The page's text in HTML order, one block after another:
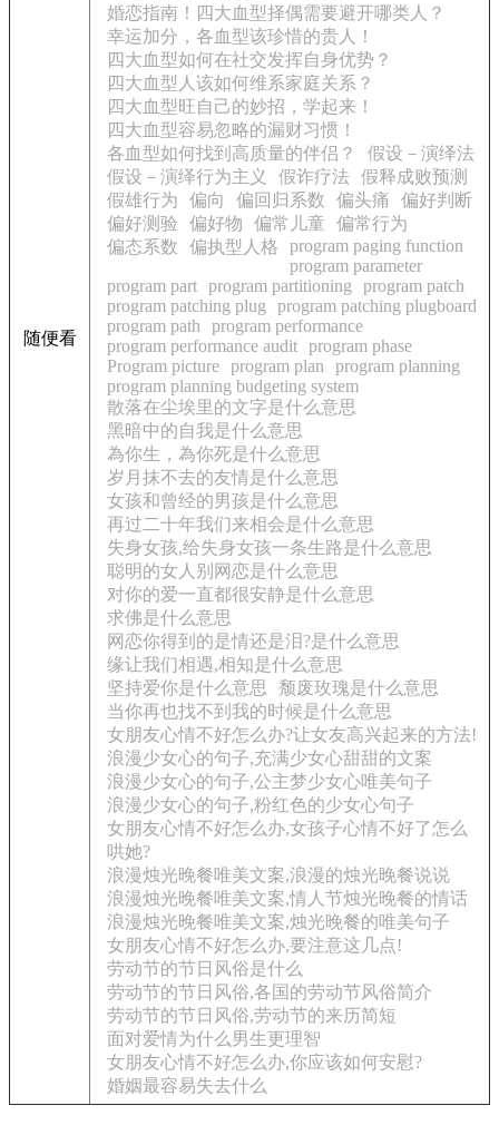
随便看
婚恋指南！四大血型择偶需要避开哪类人？
幸运加分，各血型该珍惜的贵人！
四大血型如何在社交发挥自身优势？
四大血型人该如何维系家庭关系？
四大血型旺自己的妙招，学起来！
四大血型容易忽略的漏财习惯！
各血型如何找到高质量的伴侣？
假设－演绎法
假设－演绎行为主义
假诈疗法 假释成败预测
假雄行为
偏向 偏回归系数 偏头痛
偏好判断
偏好测验
偏好物 偏常儿童
偏常行为
偏态系数
偏执型人格
program paging function
program parameter
program part program partitioning
program patch
program patching plug
program patching plugboard
program path
program performance
program performance audit program phase
Program picture program plan
program planning
program planning budgeting system
散落在尘埃里的文字是什么意思
黑暗中的自我是什么意思
為你生，為你死是什么意思
岁月抹不去的友情是什么意思
女孩和曾经的男孩是什么意思
再过二十年我们来相会是什么意思
失身女孩,给失身女孩一条生路是什么意思
聪明的女人别网恋是什么意思
对你的爱一直都很安静是什么意思
求佛是什么意思
网恋你得到的是情还是泪?是什么意思
缘让我们相遇,相知是什么意思
坚持爱你是什么意思
颓废玫瑰是什么意思
当你再也找不到我的时候是什么意思
女朋友心情不好怎么办?让女友高兴起来的方法!
浪漫少女心的句子,充满少女心甜甜的文案
浪漫少女心的句子,公主梦少女心唯美句子
浪漫少女心的句子,粉红色的少女心句子
女朋友心情不好怎么办,女孩子心情不好了怎么
哄她?
浪漫烛光晚餐唯美文案,浪漫的烛光晚餐说说
浪漫烛光晚餐唯美文案,情人节烛光晚餐的情话
浪漫烛光晚餐唯美文案,烛光晚餐的唯美句子
女朋友心情不好怎么办,要注意这几点!
劳动节的节日风俗是什么
劳动节的节日风俗,各国的劳动节风俗简介
劳动节的节日风俗,劳动节的来历简短
面对爱情为什么男生更理智
女朋友心情不好怎么办,你应该如何安慰?
婚姻最容易失去什么